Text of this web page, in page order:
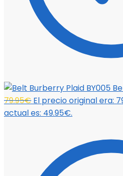
79.95€ El precio original era:
actual es: 49.95€.